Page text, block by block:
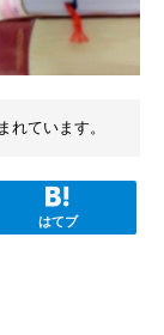
れています。
はてブ